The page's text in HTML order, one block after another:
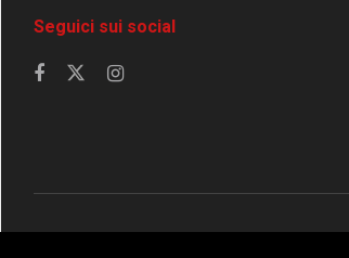
Seguici sui social